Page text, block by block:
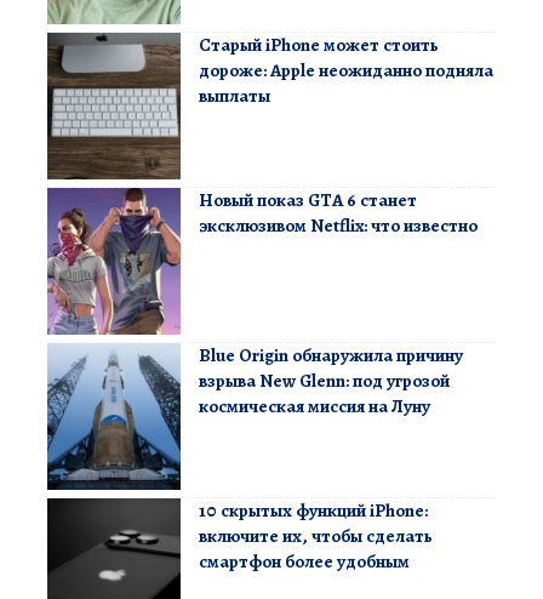
Старый iPhone может стоить
дороже: Apple неожиданно подняла
выплаты
Новый показ GTA 6 станет
эксклюзивом Netflix: что известно
Blue Origin обнаружила причину
взрыва New Glenn: под угрозой
космическая миссия на Луну
10 скрытых функций iPhone:
включите их, чтобы сделать
смартфон более удобным